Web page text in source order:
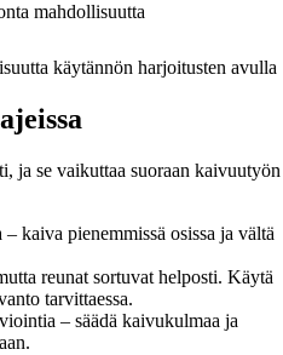
mahdollisuutta
käytännön harjoitusten avulla
ja se vaikuttaa suoraan kaivuutyön
– kaiva pienemmissä osissa ja vältä
reunat sortuvat helposti. Käytä
tarvittaessa.
– säädä kaivukulmaa ja